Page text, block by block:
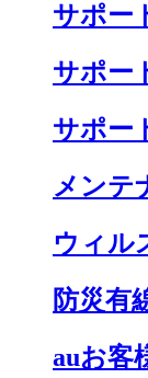
サポー
サポー
サポー
メンテ
ウィル
防災有
auお客